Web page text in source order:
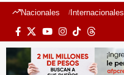
Nacionales Internacionales